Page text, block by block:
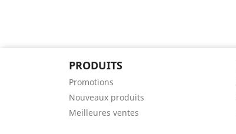
PRODUITS
Promotions
Nouveaux produits
Meilleures ventes